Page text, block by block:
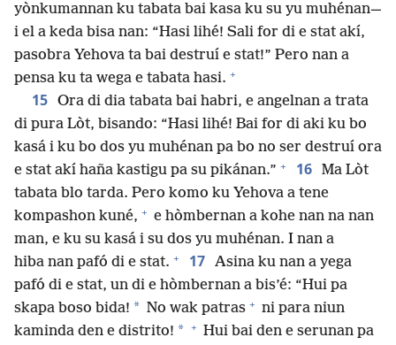
yònkumannan ku tabata bai kasa ku su yu muhénan—
i el a keda bisa nan: “Hasi lihé! Sali for di e stat akí,
pasobra Yehova ta bai destruí e stat!” Pero nan a
pensa ku ta wega e tabata hasi. +
15 Ora di dia tabata bai habri, e angelnan a trata
di pura Lòt, bisando: “Hasi lihé! Bai for di aki ku bo
kasá i ku bo dos yu muhénan pa bo no ser destruí ora
e stat akí haña kastigu pa su pikánan.” + 16 Ma Lòt
tabata blo tarda. Pero komo ku Yehova a tene
kompashon kuné, + e hòmbernan a kohe nan na nan
man, e ku su kasá i su dos yu muhénan. I nan a
hiba nan pafó di e stat. + 17 Asina ku nan a yega
pafó di e stat, un di e hòmbernan a bis’é: “Hui pa
skapa boso bida! * No wak patras + ni para niun
kaminda den e distrito! * + Hui bai den e serunan pa